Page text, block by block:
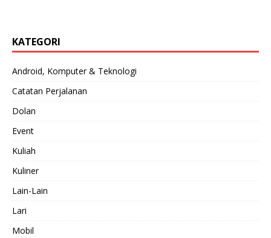
KATEGORI
Android, Komputer & Teknologi
Catatan Perjalanan
Dolan
Event
Kuliah
Kuliner
Lain-Lain
Lari
Mobil